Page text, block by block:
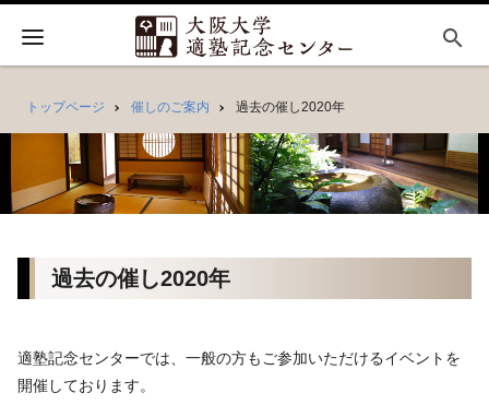
search
トップページ 催しのご案内 過去の催し2020年
過去の催し2020年
適塾記念センターでは、一般の方もご参加いただけるイベントを
開催しております。